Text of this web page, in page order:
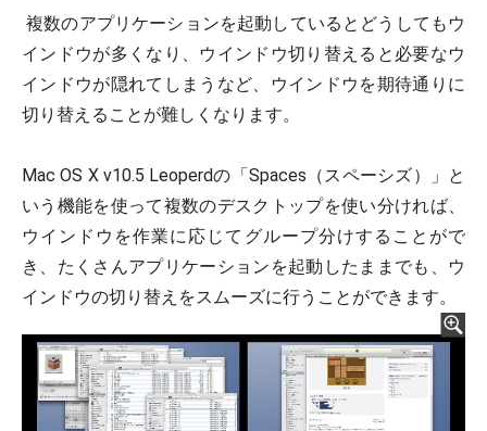
複数のアプリケーションを起動しているとどうしてもウ
インドウが多くなり、ウインドウ切り替えると必要なウ
インドウが隠れてしまうなど、ウインドウを期待通りに
切り替えることが難しくなります。
Mac OS X v10.5 Leoperdの「Spaces（スペーシズ）」と
いう機能を使って複数のデスクトップを使い分ければ、
ウインドウを作業に応じてグループ分けすることがで
き、たくさんアプリケーションを起動したままでも、ウ
インドウの切り替えをスムーズに行うことができます。